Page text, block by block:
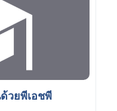
วยพีเอชพี